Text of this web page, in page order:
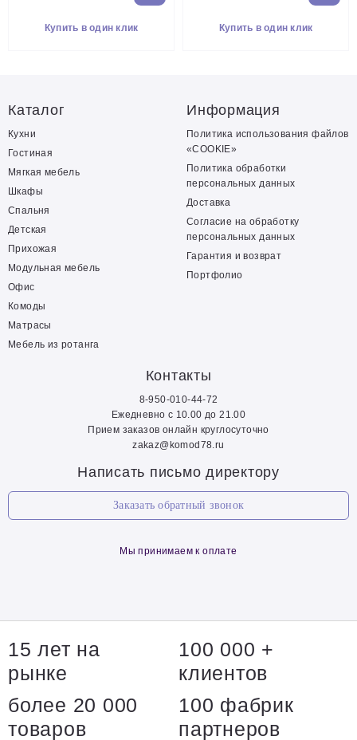
Купить в один клик Купить в один клик
Каталог
Кухни
Гостиная
Мягкая мебель
Шкафы
Спальня
Детская
Прихожая
Модульная мебель
Офис
Комоды
Матрасы
Мебель из ротанга
Информация
Политика использования файлов
«COOKIE»
Политика обработки
персональных данных
Доставка
Согласие на обработку
персональных данных
Гарантия и возврат
Портфолио
Контакты
8-950-010-44-72
Ежедневно с 10.00 до 21.00
Прием заказов онлайн круглосуточно
zakaz@komod78.ru
Написать письмо директору
Заказать обратный звонок
Мы принимаем к оплате
15 лет на
рынке
100 000 +
клиентов
более 20 000
товаров
100 фабрик
партнеров